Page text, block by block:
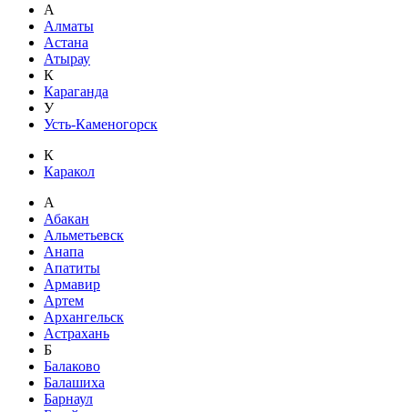
А
Алматы
Астана
Атырау
К
Караганда
У
Усть-Каменогорск
К
Каракол
А
Абакан
Альметьевск
Анапа
Апатиты
Армавир
Артем
Архангельск
Астрахань
Б
Балаково
Балашиха
Барнаул